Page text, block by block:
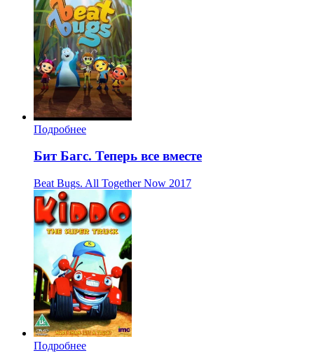
Подробнее
Бит Багс. Теперь все вместе
Beat Bugs. All Together Now 2017
Подробнее